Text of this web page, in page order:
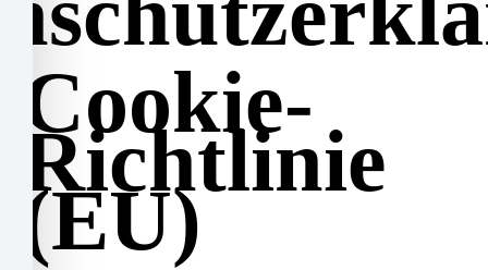
Cookie-
Richtlinie
(EU)